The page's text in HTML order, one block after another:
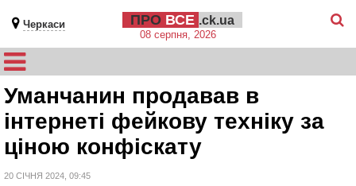
Черкаси ПРО ВСЕ .ck.ua
08 серпня, 2026
Уманчанин продавав в
інтернеті фейкову техніку за
ціною конфіскату
20 СІЧНЯ 2024, 09:45